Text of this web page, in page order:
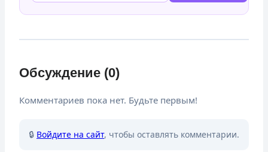
Обсуждение (0)
Комментариев пока нет. Будьте первым!
🔒 Войдите на сайт, чтобы оставлять комментарии.